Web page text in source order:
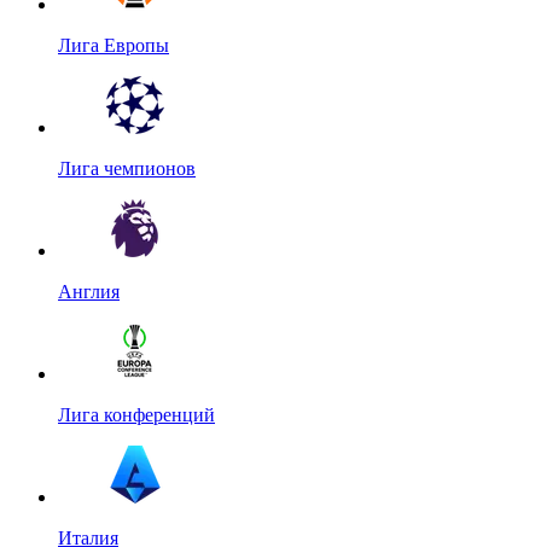
Лига Европы
Лига чемпионов
Англия
Лига конференций
Италия